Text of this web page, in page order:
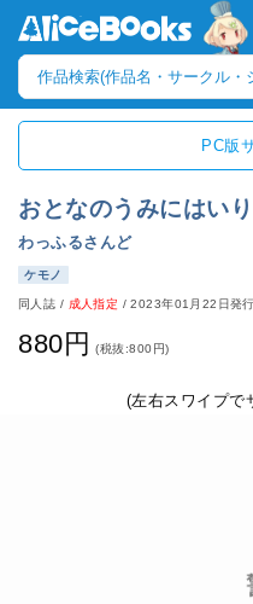
PC版
おとなのうみにはい
わっふるさんど
ケモノ
同人誌 / 成人指定 /2023年01月22日発行
880円 (税抜:800円)
(左右スワイプで